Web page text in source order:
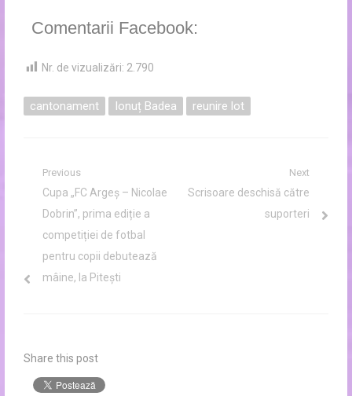
Comentarii Facebook:
Nr. de vizualizări: 2.790
cantonament Ionuț Badea reunire lot
Navigare
articole
Previous
Previous
post:
Cupa „FC Argeș – Nicolae
Dobrin”, prima ediție a
competiției de fotbal
pentru copii debutează
mâine, la Pitești
Next
Next
Scrisoare deschisă către
suporteri
Share this post